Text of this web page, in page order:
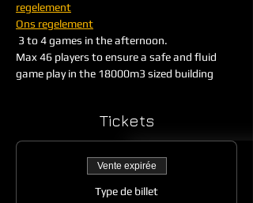
regelement
Ons regelement
3 to 4 games in the afternoon.
Max 46 players to ensure a safe and fluid
game play in the 18000m3 sized building
Tickets
Vente expirée
Type de billet